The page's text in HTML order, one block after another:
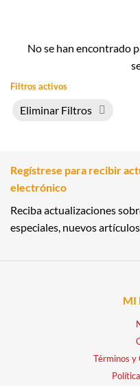
No se han encontrado
Filtros activos
Eliminar Filtros
Regístrese para recibir
electrónico
Reciba actualizaciones
especiales, nuevos
MI
Términos y